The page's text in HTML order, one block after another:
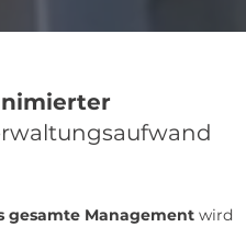
gesamte Management wird